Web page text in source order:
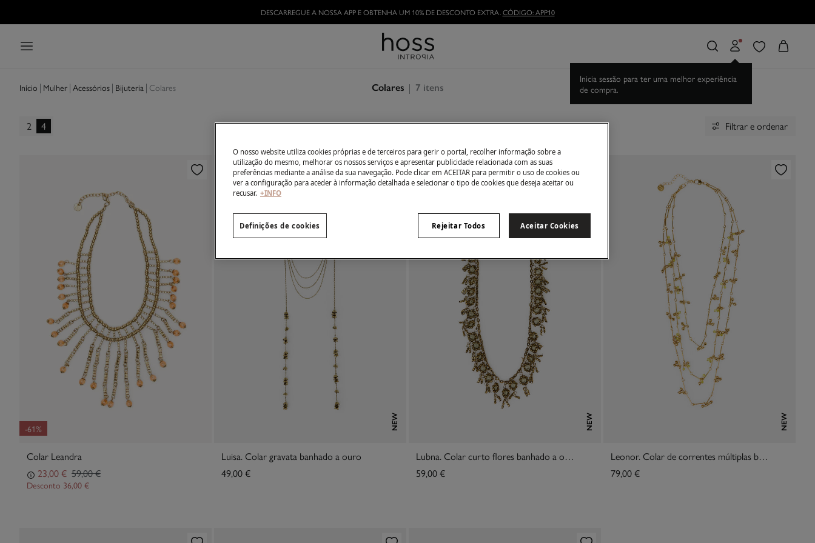
Inicia sessão para ter uma melhor experiência
de compra.
Início Mulher Acessórios Bijuteria Colares Colares 7 itens
2 4 Filtrar e ordenar
-61%
Colar Leandra
23,00 € 59,00 €
Desconto 36,00 €
NEW
Luisa. Colar gravata banhado a ouro
49,00 €
NEW
Lubna. Colar curto flores banhado a ouro
59,00 €
NEW
Leonor. Colar de correntes múltiplas banhado a ouro
79,00 €
O nosso website utiliza cookies próprias e de terceiros para gerir o portal, recolher informação sobre a
utilização do mesmo, melhorar os nossos serviços e apresentar publicidade relacionada com as suas
preferências mediante a análise da sua navegação. Pode clicar em ACEITAR para permitir o uso de cookies ou
ver a configuração para aceder à informação detalhada e selecionar o tipo de cookies que deseja aceitar ou
recusar. +INFO
Rejeitar Todos Aceitar Cookies
Definições de cookies